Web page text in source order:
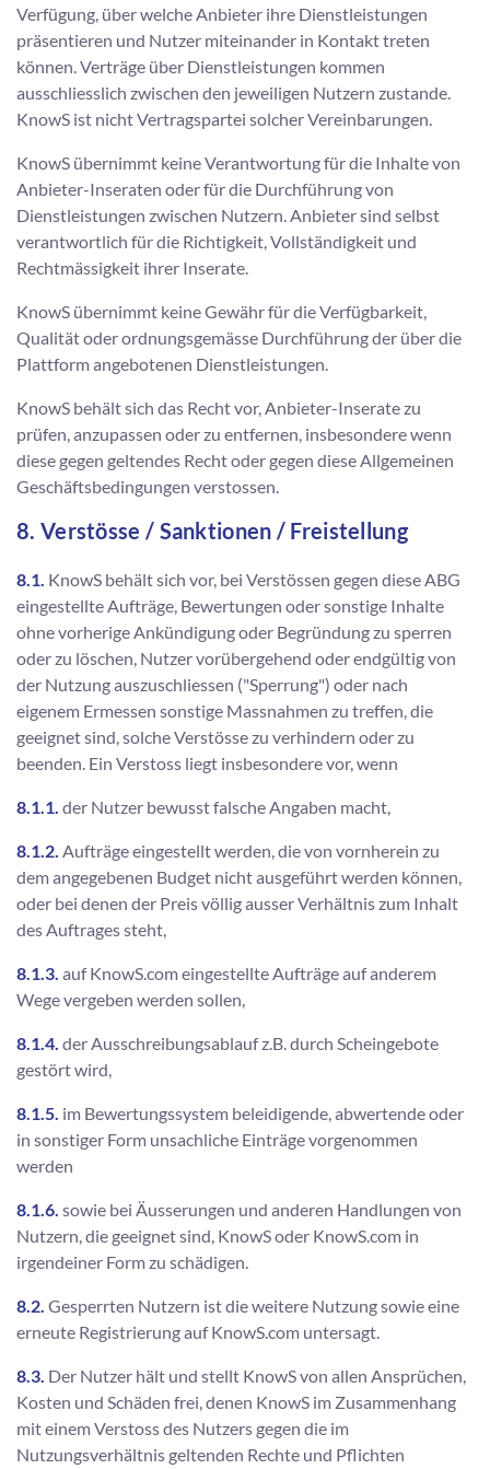
Verfügung, über welche Anbieter ihre Dienstleistungen
präsentieren und Nutzer miteinander in Kontakt treten
können. Verträge über Dienstleistungen kommen
ausschliesslich zwischen den jeweiligen Nutzern zustande.
KnowS ist nicht Vertragspartei solcher Vereinbarungen.
KnowS übernimmt keine Verantwortung für die Inhalte von
Anbieter-Inseraten oder für die Durchführung von
Dienstleistungen zwischen Nutzern. Anbieter sind selbst
verantwortlich für die Richtigkeit, Vollständigkeit und
Rechtmässigkeit ihrer Inserate.
KnowS übernimmt keine Gewähr für die Verfügbarkeit,
Qualität oder ordnungsgemässe Durchführung der über die
Plattform angebotenen Dienstleistungen.
KnowS behält sich das Recht vor, Anbieter-Inserate zu
prüfen, anzupassen oder zu entfernen, insbesondere wenn
diese gegen geltendes Recht oder gegen diese Allgemeinen
Geschäftsbedingungen verstossen.
8. Verstösse / Sanktionen / Freistellung
8.1. KnowS behält sich vor, bei Verstössen gegen diese ABG
eingestellte Aufträge, Bewertungen oder sonstige Inhalte
ohne vorherige Ankündigung oder Begründung zu sperren
oder zu löschen, Nutzer vorübergehend oder endgültig von
der Nutzung auszuschliessen ("Sperrung") oder nach
eigenem Ermessen sonstige Massnahmen zu treffen, die
geeignet sind, solche Verstösse zu verhindern oder zu
beenden. Ein Verstoss liegt insbesondere vor, wenn
8.1.1. der Nutzer bewusst falsche Angaben macht,
8.1.2. Aufträge eingestellt werden, die von vornherein zu
dem angegebenen Budget nicht ausgeführt werden können,
oder bei denen der Preis völlig ausser Verhältnis zum Inhalt
des Auftrages steht,
8.1.3. auf KnowS.com eingestellte Aufträge auf anderem
Wege vergeben werden sollen,
8.1.4. der Ausschreibungsablauf z.B. durch Scheingebote
gestört wird,
8.1.5. im Bewertungssystem beleidigende, abwertende oder
in sonstiger Form unsachliche Einträge vorgenommen
werden
8.1.6. sowie bei Äusserungen und anderen Handlungen von
Nutzern, die geeignet sind, KnowS oder KnowS.com in
irgendeiner Form zu schädigen.
8.2. Gesperrten Nutzern ist die weitere Nutzung sowie eine
erneute Registrierung auf KnowS.com untersagt.
8.3. Der Nutzer hält und stellt KnowS von allen Ansprüchen,
Kosten und Schäden frei, denen KnowS im Zusammenhang
mit einem Verstoss des Nutzers gegen die im
Nutzungsverhältnis geltenden Rechte und Pflichten